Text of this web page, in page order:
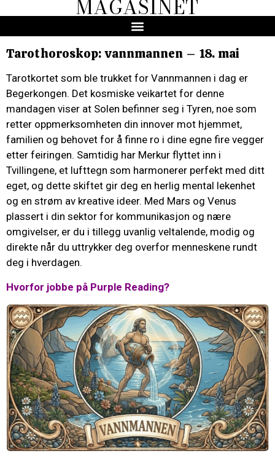
MAGASINET
Tarothoroskop: vannmannen – 18. mai
Tarotkortet som ble trukket for Vannmannen i dag er
Begerkongen. Det kosmiske veikartet for denne
mandagen viser at Solen befinner seg i Tyren, noe som
retter oppmerksomheten din innover mot hjemmet,
familien og behovet for å finne ro i dine egne fire vegger
etter feiringen. Samtidig har Merkur flyttet inn i
Tvillingene, et lufttegn som harmonerer perfekt med ditt
eget, og dette skiftet gir deg en herlig mental lekenhet
og en strøm av kreative ideer. Med Mars og Venus
plassert i din sektor for kommunikasjon og nære
omgivelser, er du i tillegg uvanlig veltalende, modig og
direkte når du uttrykker deg overfor menneskene rundt
deg i hverdagen.
Hvorfor jobbe på Purple Reading?